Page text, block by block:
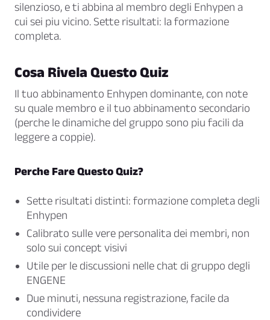
silenzioso, e ti abbina al membro degli Enhypen a
cui sei piu vicino. Sette risultati: la formazione
completa.
Cosa Rivela Questo Quiz
Il tuo abbinamento Enhypen dominante, con note
su quale membro e il tuo abbinamento secondario
(perche le dinamiche del gruppo sono piu facili da
leggere a coppie).
Perche Fare Questo Quiz?
Sette risultati distinti: formazione completa degli
Enhypen
Calibrato sulle vere personalita dei membri, non
solo sui concept visivi
Utile per le discussioni nelle chat di gruppo degli
ENGENE
Due minuti, nessuna registrazione, facile da
condividere